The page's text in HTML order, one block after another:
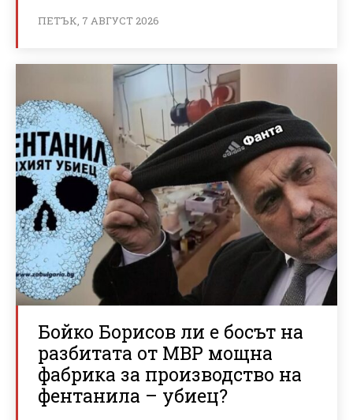
ПЕТЪК, 7 АВГУСТ 2026
Бойко Борисов ли е босът на
разбитата от МВР мощна
фабрика за производство на
фентанила – убиец?